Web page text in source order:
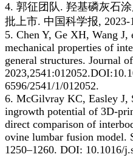
4. 郭征团队. 羟基磷灰石
批上市. 中国科学报, 2023-
5. Chen Y, Ge XH, Wang J,
mechanical properties of
general structures. Journal
6596/2541/1/012052.
6. McGilvray KC, Easley J,
ingrowth potential of 3D-
direct comparison of
ovine lumbar fusion model.
1250–1260. DOI: 10.1016/